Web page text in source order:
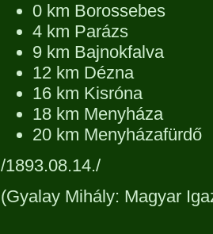
0 km Borossebes
4 km Parázs
9 km Bajnokfalva
12 km Dézna
16 km Kisróna
18 km Menyháza
20 km Menyházafürdő
/1893.08.14./
(Gyalay Mihály: Magyar